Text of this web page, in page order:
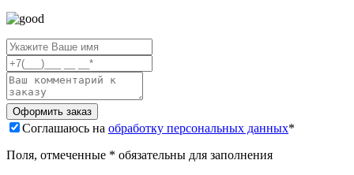
Соглашаюсь на обработку персональных данных*
Поля, отмеченные * обязательны для заполнения